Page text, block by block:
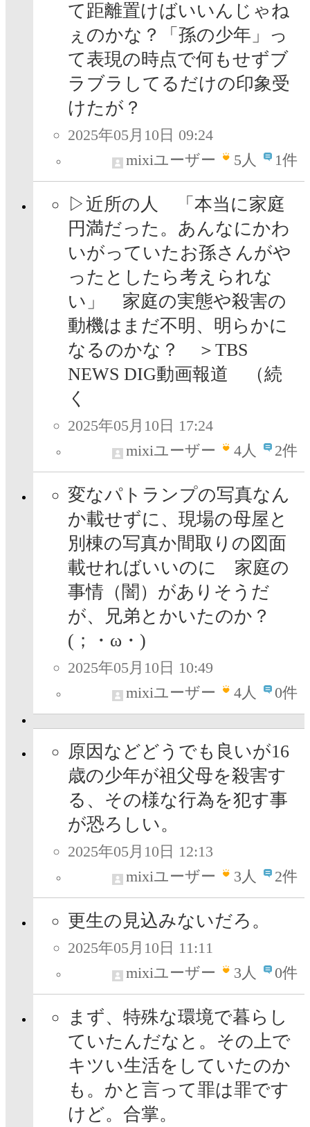
て距離置けばいいんじゃね
ぇのかな？「孫の少年」っ
て表現の時点で何もせずブ
ラブラしてるだけの印象受
けたが？
2025年05月10日 09:24
mixiユーザー
5人 1件
▷近所の人 「本当に家庭
円満だった。あんなにかわ
いがっていたお孫さんがや
ったとしたら考えられな
い」 家庭の実態や殺害の
動機はまだ不明、明らかに
なるのかな？ ＞TBS
NEWS DIG動画報道 （続
く
2025年05月10日 17:24
mixiユーザー
4人 2件
変なパトランプの写真なん
か載せずに、現場の母屋と
別棟の写真か間取りの図面
載せればいいのに 家庭の
事情（闇）がありそうだ
が、兄弟とかいたのか？
(；・ω・)
2025年05月10日 10:49
mixiユーザー
4人 0件
原因などどうでも良いが16
歳の少年が祖父母を殺害す
る、その様な行為を犯す事
が恐ろしい。
2025年05月10日 12:13
mixiユーザー
3人 2件
更生の見込みないだろ。
2025年05月10日 11:11
mixiユーザー
3人 0件
まず、特殊な環境で暮らし
ていたんだなと。その上で
キツい生活をしていたのか
も。かと言って罪は罪です
けど。合掌。